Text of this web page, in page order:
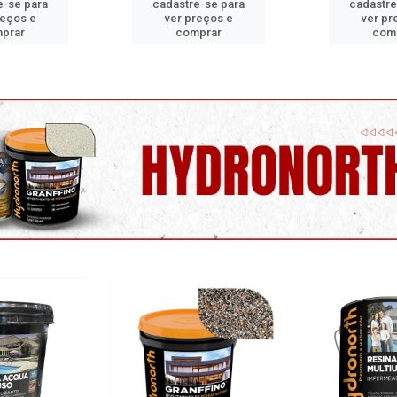
se para
e
cadastre-se para
ver preços e
comprar
ver